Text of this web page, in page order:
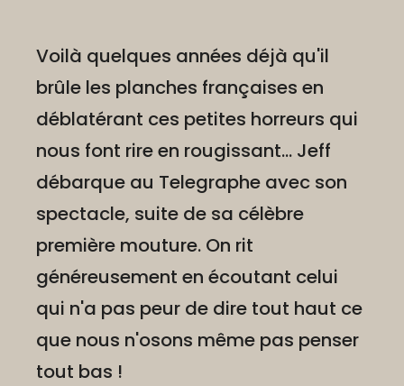
Voilà quelques années déjà qu'il
brûle les planches françaises en
déblatérant ces petites horreurs qui
nous font rire en rougissant... Jeff
débarque au Telegraphe avec son
spectacle, suite de sa célèbre
première mouture. On rit
généreusement en écoutant celui
qui n'a pas peur de dire tout haut ce
que nous n'osons même pas penser
tout bas !